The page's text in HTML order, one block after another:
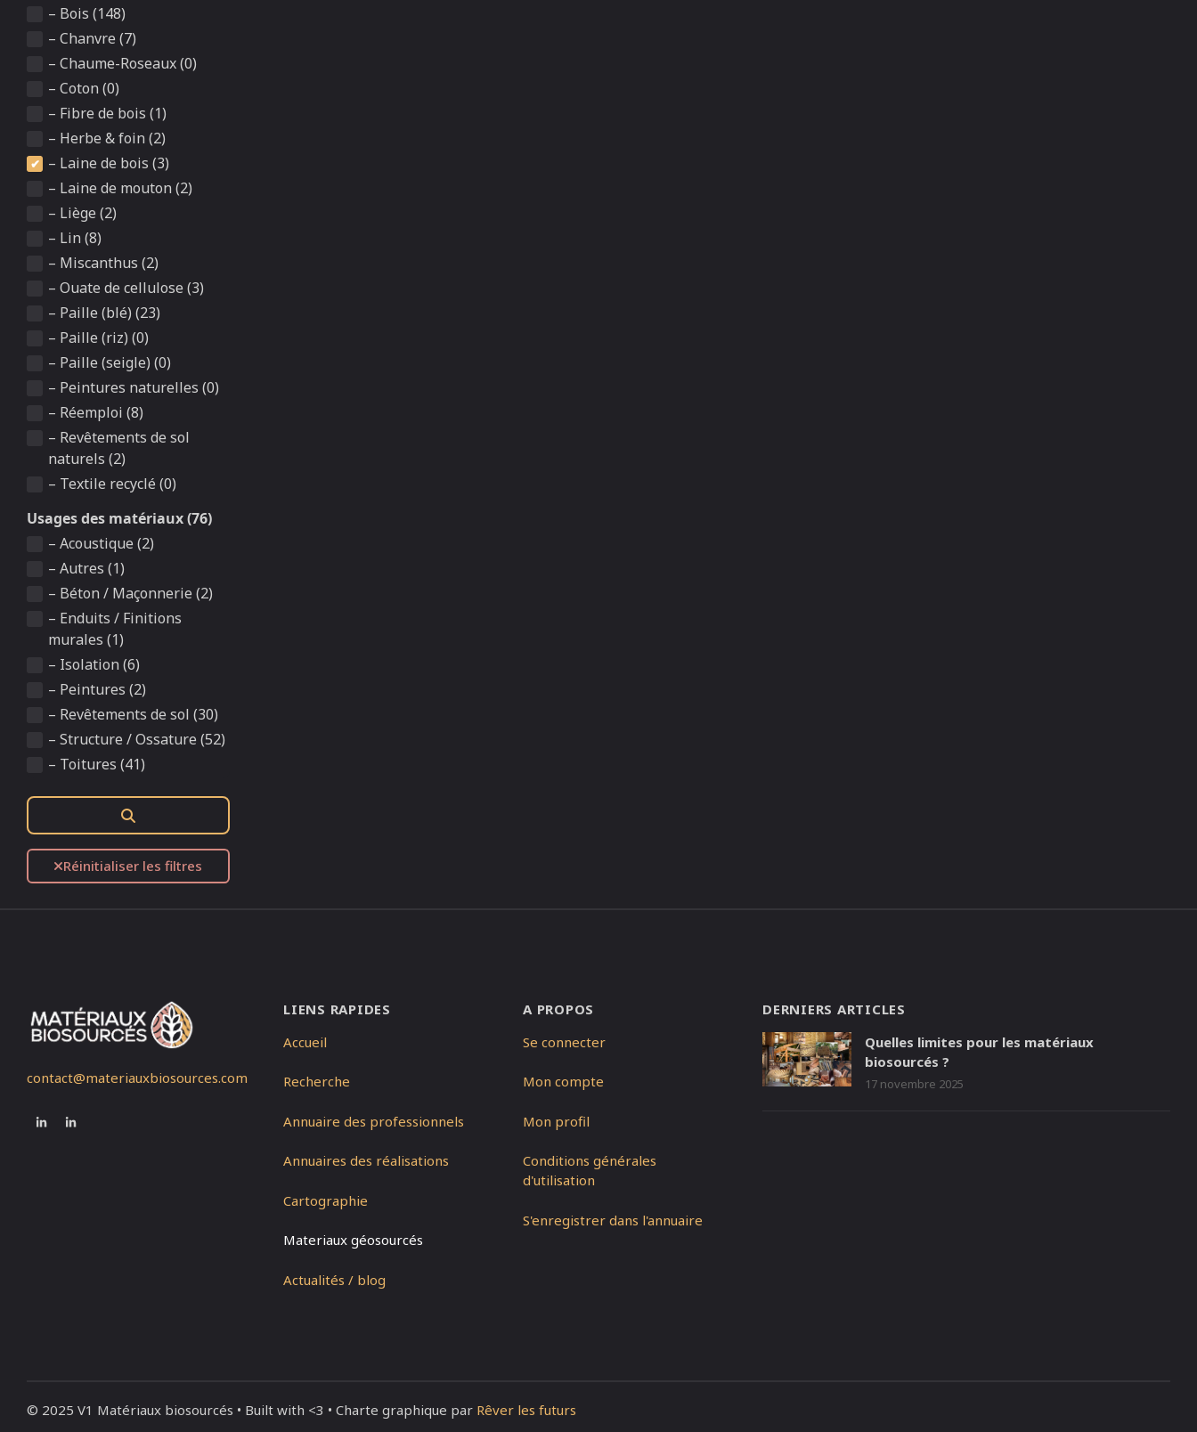
– Bois (148)
– Chanvre (7)
– Chaume-Roseaux (0)
– Coton (0)
– Fibre de bois (1)
– Herbe & foin (2)
– Laine de bois (3)
– Laine de mouton (2)
– Liège (2)
– Lin (8)
– Miscanthus (2)
– Ouate de cellulose (3)
– Paille (blé) (23)
– Paille (riz) (0)
– Paille (seigle) (0)
– Peintures naturelles (0)
– Réemploi (8)
– Revêtements de sol
naturels (2)
– Textile recyclé (0)
Usages des matériaux (76)
– Acoustique (2)
– Autres (1)
– Béton / Maçonnerie (2)
– Enduits / Finitions
murales (1)
– Isolation (6)
– Peintures (2)
– Revêtements de sol (30)
– Structure / Ossature (52)
– Toitures (41)
Réinitialiser les filtres
contact@materiauxbiosources.com
LIENS RAPIDES
Accueil
Recherche
Annuaire des professionnels
Annuaires des réalisations
Cartographie
Materiaux géosourcés
Actualités / blog
A PROPOS
Se connecter
Mon compte
Mon profil
Conditions générales
d'utilisation
S'enregistrer dans l'annuaire
DERNIERS ARTICLES
Quelles limites pour les matériaux
biosourcés ?
17 novembre 2025
© 2025 V1 Matériaux biosourcés • Built with <3 • Charte graphique par Rêver les futurs